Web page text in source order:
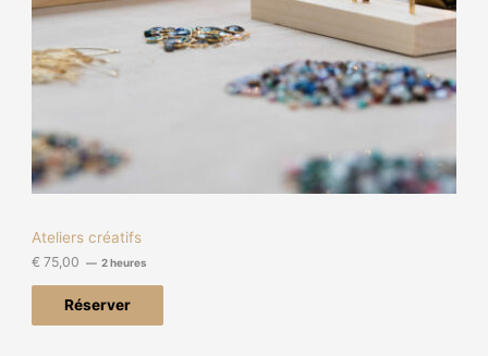
Ateliers créatifs
€ 75,00 2 heures
Réserver